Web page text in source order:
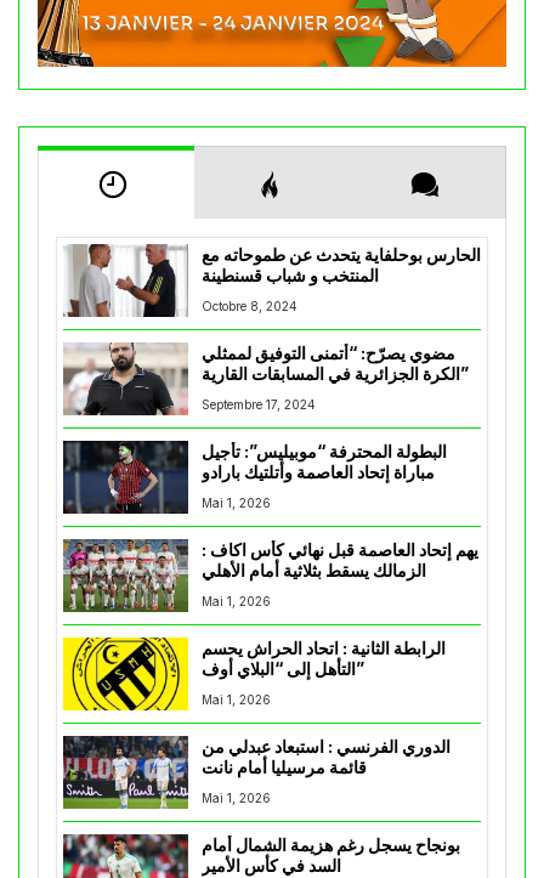
الحارس بوحلفاية يتحدث عن طموحاته مع
المنتخب و شباب قسنطينة
Octobre 8, 2024
مضوي يصرّح: “أتمنى التوفيق لممثلي
الكرة الجزائرية في المسابقات القارية”
Septembre 17, 2024
البطولة المحترفة “موبيليس”: تأجيل
مباراة إتحاد العاصمة وأتلتيك بارادو
Mai 1, 2026
يهم إتحاد العاصمة قبل نهائي كأس اكاف :
Mai 1, 2026
الرابطة الثانية : اتحاد الحراش يحسم
التأهل إلى “البلاي أوف”
Mai 1, 2026
الدوري الفرنسي : استبعاد عبدلي من
قائمة مرسيليا أمام نانت
Mai 1, 2026
بونجاح يسجل رغم هزيمة الشمال أمام
السد في كأس الأمير